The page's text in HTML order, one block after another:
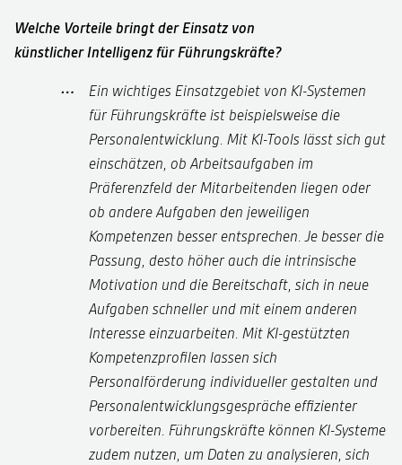
Welche Vorteile bringt der Einsatz von
künstlicher Intelligenz für Führungskräfte?
Ein wichtiges Einsatzgebiet von KI-Systemen
für Führungskräfte ist beispielsweise die
Personalentwicklung. Mit KI-Tools lässt sich gut
einschätzen, ob Arbeitsaufgaben im
Präferenzfeld der Mitarbeitenden liegen oder
ob andere Aufgaben den jeweiligen
Kompetenzen besser entsprechen. Je besser die
Passung, desto höher auch die intrinsische
Motivation und die Bereitschaft, sich in neue
Aufgaben schneller und mit einem anderen
Interesse einzuarbeiten. Mit KI-gestützten
Kompetenzprofilen lassen sich
Personalförderung individueller gestalten und
Personalentwicklungsgespräche effizienter
vorbereiten. Führungskräfte können KI-Systeme
zudem nutzen, um Daten zu analysieren, sich